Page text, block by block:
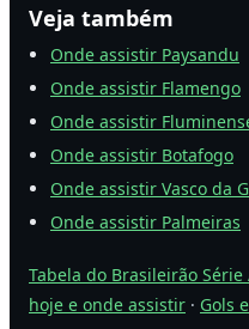
Veja também
Onde assistir Paysandu
Onde assistir Flamengo
Onde assistir
Onde assistir Botafogo
Onde assistir Vasco da
Onde assistir Palmeiras
Tabela do Brasileirão Série
hoje e onde assistir · Gols